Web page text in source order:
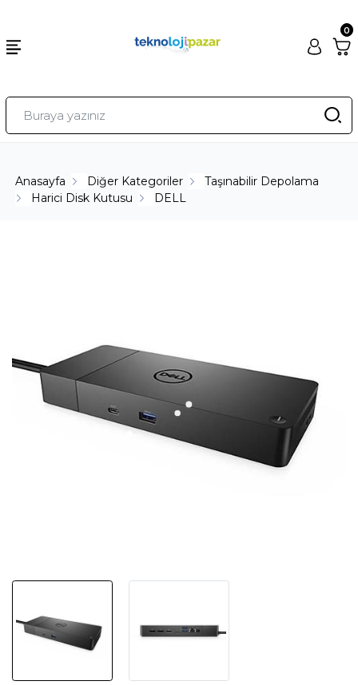
0
Anasayfa Diğer Kategoriler
Taşınabilir Depolama
Harici Disk Kutusu
DELL